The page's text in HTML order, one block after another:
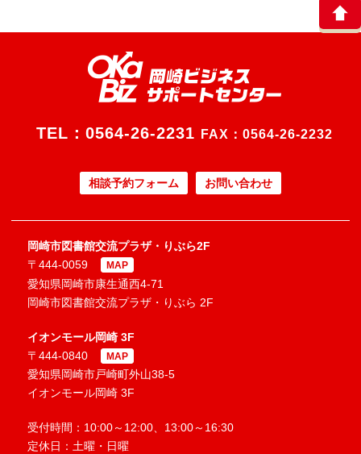
TEL： 0564-26-2231 FAX：0564-26-2232
相談予約フォーム お問い合わせ
岡崎市図書館交流プラザ・りぶら2F
〒444-0059
MAP
愛知県岡崎市康生通西4-71
岡崎市図書館交流プラザ・りぶら 2F
イオンモール岡崎 3F
〒444-0840
MAP
愛知県岡崎市戸崎町外山38-5
イオンモール岡崎 3F
受付時間：10:00～12:00、13:00～16:30
定休日：土曜・日曜